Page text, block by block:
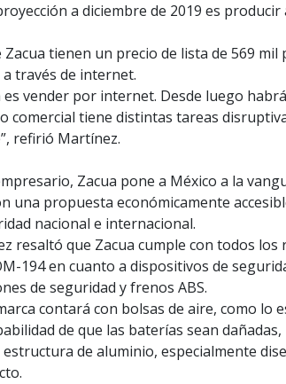
a diciembre de 2019 es
Zacua tienen un precio de lista de 569
través de internet.
es vender por internet. Desde luego
comercial tiene distintas tareas
refirió Martínez.
Zacua pone a México a la
una propuesta económicamente
nacional e internacional.
resaltó que Zacua cumple con todos
194 en cuanto a dispositivos de
de seguridad y frenos ABS.
contará con bolsas de aire, como lo
de que las baterías sean
de aluminio, especialmente